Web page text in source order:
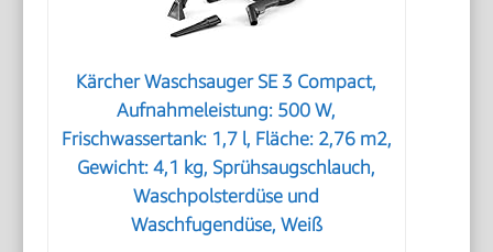
Kärcher Waschsauger SE 3 Compact,
Aufnahmeleistung: 500 W,
Frischwassertank: 1,7 l, Fläche: 2,76 m2,
Gewicht: 4,1 kg, Sprühsaugschlauch,
Waschpolsterdüse und
Waschfugendüse, Weiß